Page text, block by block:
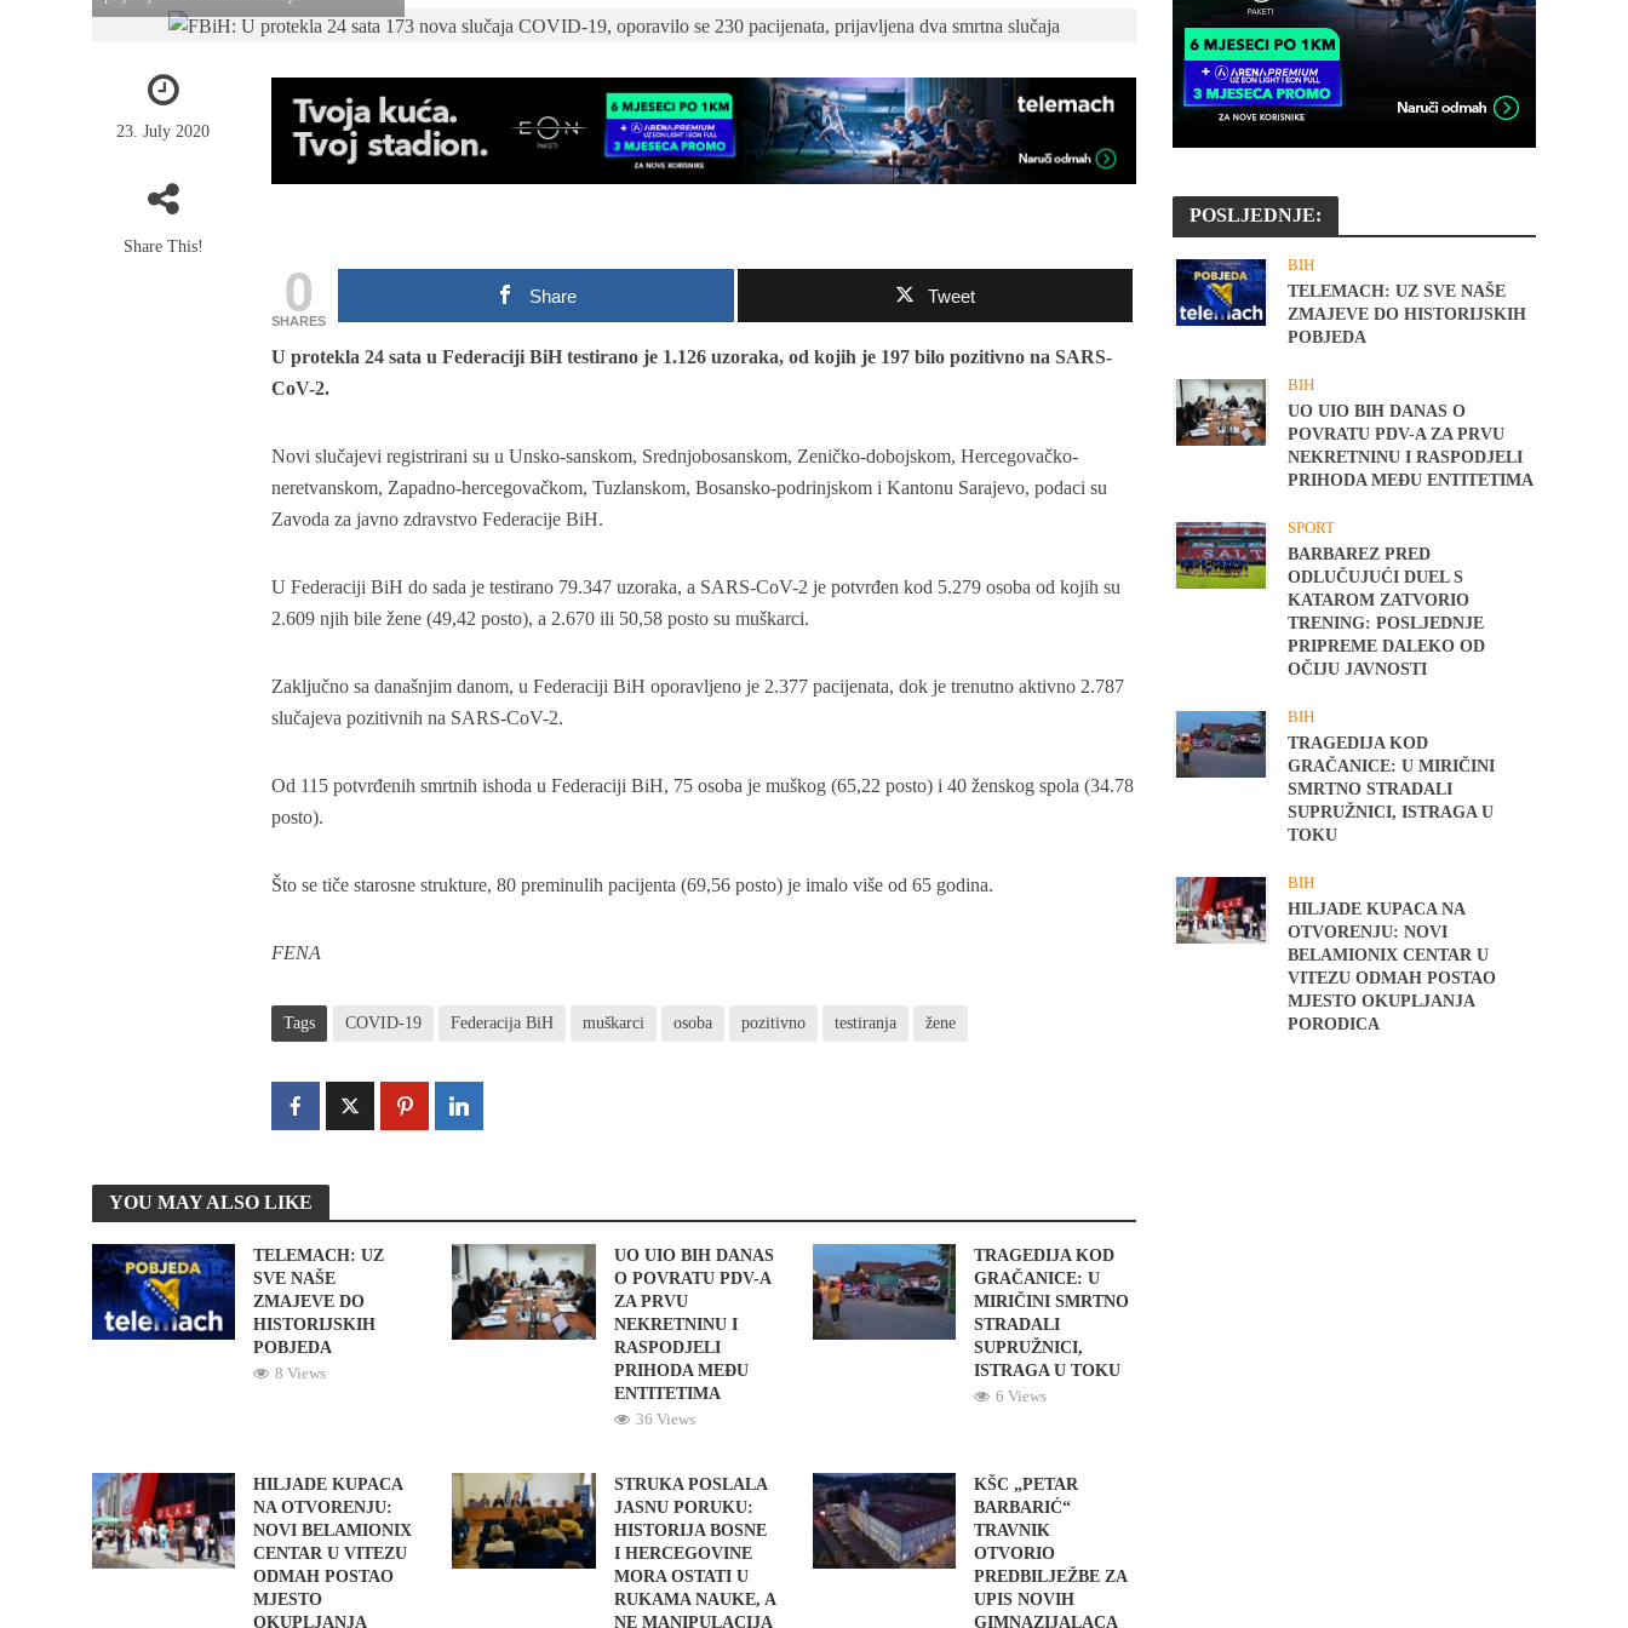
23. July 2020
Share This!
0
SHARES
Share Tweet
U protekla 24 sata u Federaciji BiH testirano je 1.126 uzoraka, od kojih je 197 bilo pozitivno na SARS-
CoV-2.
Novi slučajevi registrirani su u Unsko-sanskom, Srednjobosanskom, Zeničko-dobojskom, Hercegovačko-
neretvanskom, Zapadno-hercegovačkom, Tuzlanskom, Bosansko-podrinjskom i Kantonu Sarajevo, podaci su
Zavoda za javno zdravstvo Federacije BiH.
U Federaciji BiH do sada je testirano 79.347 uzoraka, a SARS-CoV-2 je potvrđen kod 5.279 osoba od kojih su
2.609 njih bile žene (49,42 posto), a 2.670 ili 50,58 posto su muškarci.
Zaključno sa današnjim danom, u Federaciji BiH oporavljeno je 2.377 pacijenata, dok je trenutno aktivno 2.787
slučajeva pozitivnih na SARS-CoV-2.
Od 115 potvrđenih smrtnih ishoda u Federaciji BiH, 75 osoba je muškog (65,22 posto) i 40 ženskog spola (34.78
posto).
Što se tiče starosne strukture, 80 preminulih pacijenta (69,56 posto) je imalo više od 65 godina.
FENA
Tags COVID-19 Federacija BiH muškarci osoba pozitivno testiranja žene
YOU MAY ALSO LIKE
TELEMACH: UZ
SVE NAŠE
ZMAJEVE DO
HISTORIJSKIH
POBJEDA
8 Views
UO UIO BIH DANAS
O POVRATU PDV-A
ZA PRVU
NEKRETNINU I
RASPODJELI
PRIHODA MEĐU
ENTITETIMA
36 Views
TRAGEDIJA KOD
GRAČANICE: U
MIRIČINI SMRTNO
STRADALI
SUPRUŽNICI,
ISTRAGA U TOKU
6 Views
HILJADE KUPACA
NA OTVORENJU:
NOVI BELAMIONIX
CENTAR U VITEZU
ODMAH POSTAO
MJESTO
OKUPLJANJA
STRUKA POSLALA
JASNU PORUKU:
HISTORIJA BOSNE
I HERCEGOVINE
MORA OSTATI U
RUKAMA NAUKE, A
NE MANIPULACIJA
KŠC „PETAR
BARBARIĆ“
TRAVNIK
OTVORIO
PREDBILJEŽBE ZA
UPIS NOVIH
GIMNAZIJALACA
POSLJEDNJE:
BIH
TELEMACH: UZ SVE NAŠE
ZMAJEVE DO HISTORIJSKIH
POBJEDA
BIH
UO UIO BIH DANAS O
POVRATU PDV-A ZA PRVU
NEKRETNINU I RASPODJELI
PRIHODA MEĐU ENTITETIMA
SPORT
BARBAREZ PRED
ODLUČUJUĆI DUEL S
KATAROM ZATVORIO
TRENING: POSLJEDNJE
PRIPREME DALEKO OD
OČIJU JAVNOSTI
BIH
TRAGEDIJA KOD
GRAČANICE: U MIRIČINI
SMRTNO STRADALI
SUPRUŽNICI, ISTRAGA U
TOKU
BIH
HILJADE KUPACA NA
OTVORENJU: NOVI
BELAMIONIX CENTAR U
VITEZU ODMAH POSTAO
MJESTO OKUPLJANJA
PORODICA